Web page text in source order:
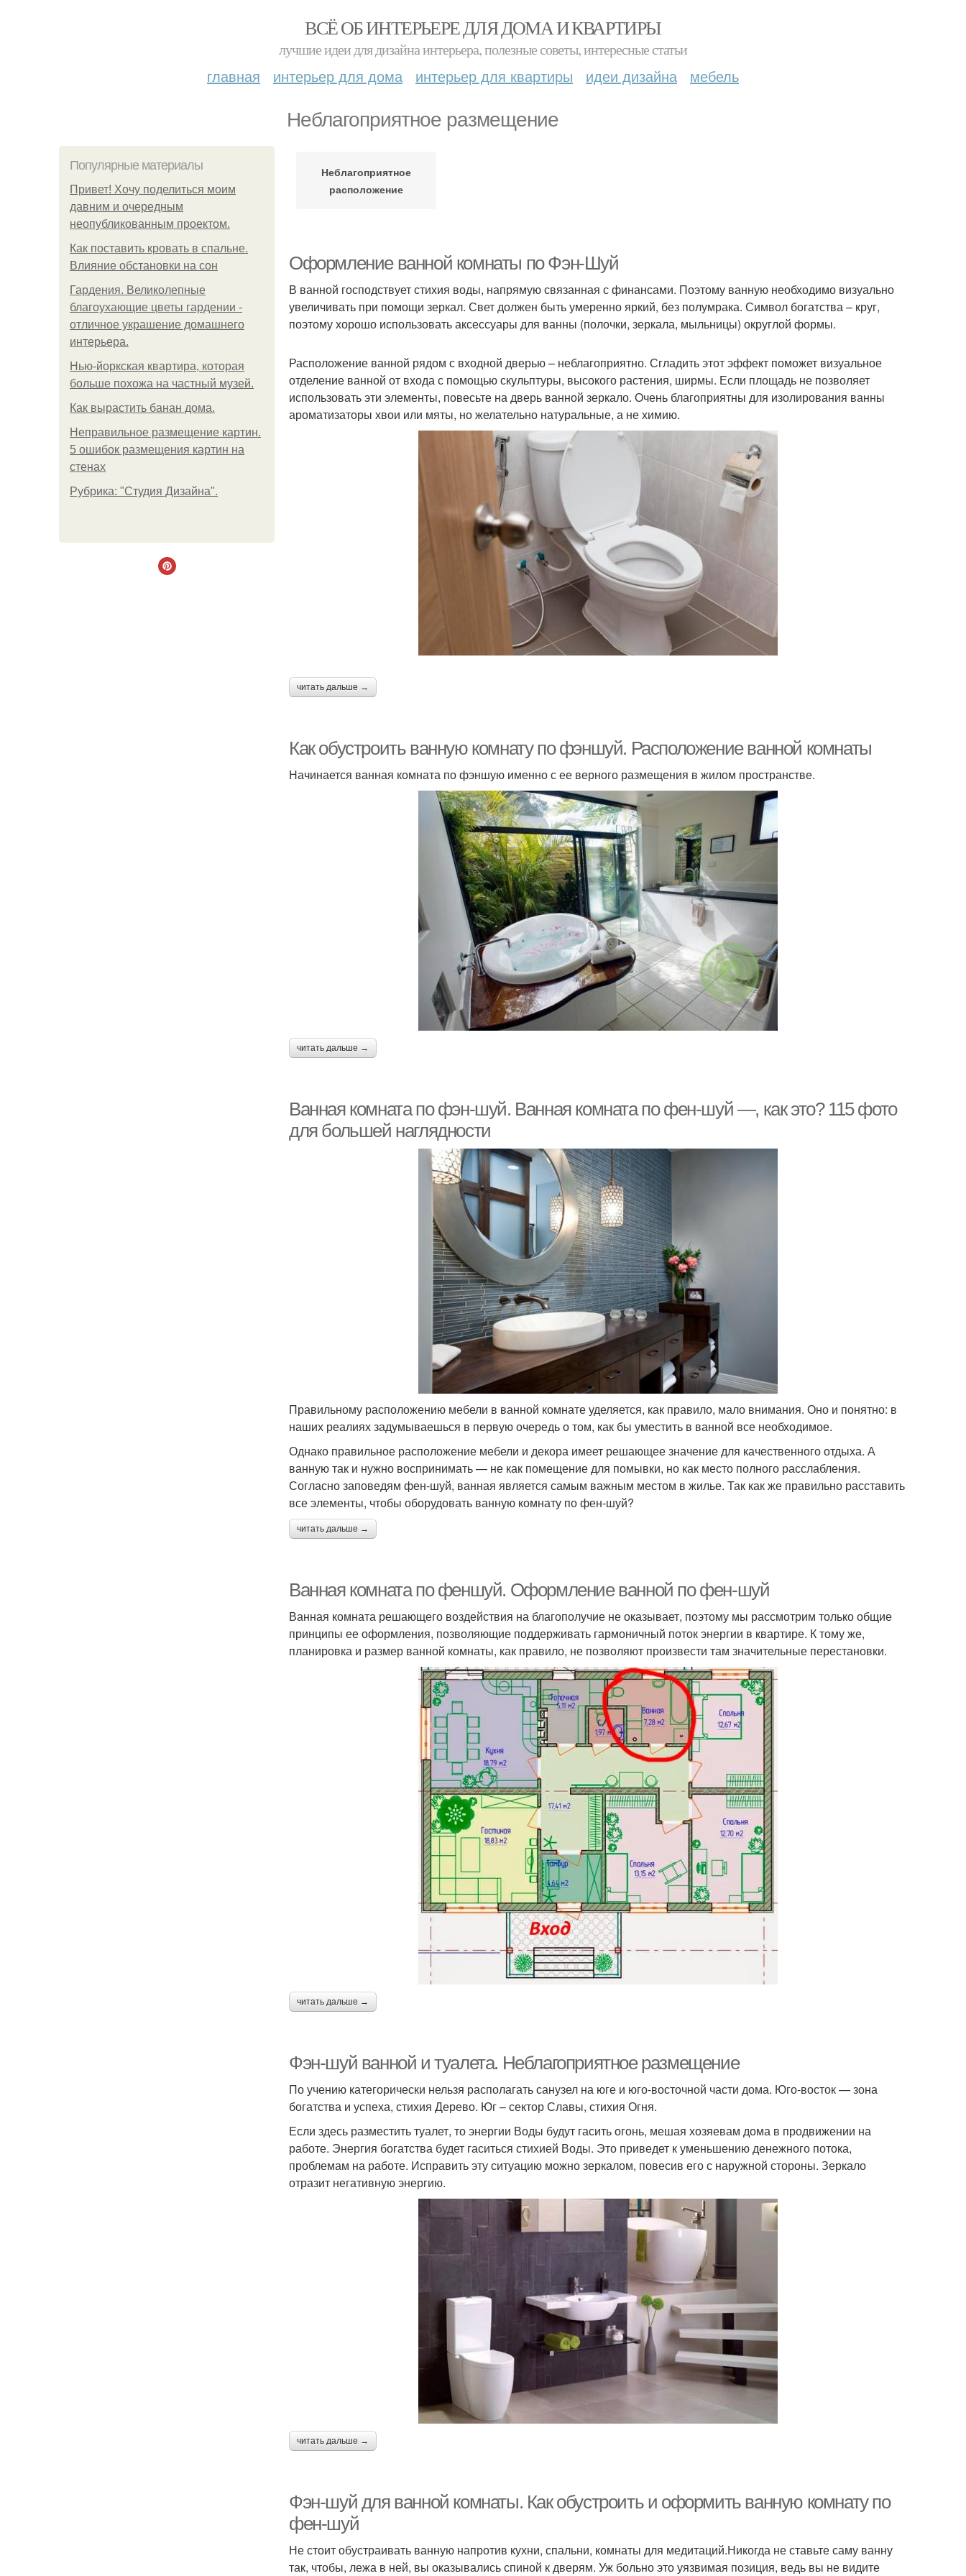
ВСЁ ОБ ИНТЕРЬЕРЕ ДЛЯ ДОМА И КВАРТИРЫ
лучшие идеи для дизайна интерьера, полезные советы, интересные статьи
главная интерьер для дома интерьер для квартиры идеи дизайна мебель
Неблагоприятное размещение
Популярные материалы
Привет! Хочу поделиться моим
давним и очередным
неопубликованным проектом.
Как поставить кровать в спальне.
Влияние обстановки на сон
Гардения. Великолепные
благоухающие цветы гардении -
отличное украшение домашнего
интерьера.
Нью-йоркская квартира, которая
больше похожа на частный музей.
Как вырастить банан дома.
Неправильное размещение картин.
5 ошибок размещения картин на
стенах
Рубрика: "Студия Дизайна".
Неблагоприятное
расположение
Оформление ванной комнаты по Фэн-Шуй
В ванной господствует стихия воды, напрямую связанная с финансами. Поэтому ванную необходимо визуально
увеличивать при помощи зеркал. Свет должен быть умеренно яркий, без полумрака. Символ богатства – круг,
поэтому хорошо использовать аксессуары для ванны (полочки, зеркала, мыльницы) округлой формы.
Расположение ванной рядом с входной дверью – неблагоприятно. Сгладить этот эффект поможет визуальное
отделение ванной от входа с помощью скульптуры, высокого растения, ширмы. Если площадь не позволяет
использовать эти элементы, повесьте на дверь ванной зеркало. Очень благоприятны для изолирования ванны
ароматизаторы хвои или мяты, но желательно натуральные, а не химию.
читать дальше →
Как обустроить ванную комнату по фэншуй. Расположение ванной комнаты
Начинается ванная комната по фэншую именно с ее верного размещения в жилом пространстве.
читать дальше →
Ванная комната по фэн-шуй. Ванная комната по фен-шуй —, как это? 115 фото
для большей наглядности
Правильному расположению мебели в ванной комнате уделяется, как правило, мало внимания. Оно и понятно: в
наших реалиях задумываешься в первую очередь о том, как бы уместить в ванной все необходимое.
Однако правильное расположение мебели и декора имеет решающее значение для качественного отдыха. А
ванную так и нужно воспринимать — не как помещение для помывки, но как место полного расслабления.
Согласно заповедям фен-шуй, ванная является самым важным местом в жилье. Так как же правильно расставить
все элементы, чтобы оборудовать ванную комнату по фен-шуй?
читать дальше →
Ванная комната по феншуй. Оформление ванной по фен-шуй
Ванная комната решающего воздействия на благополучие не оказывает, поэтому мы рассмотрим только общие
принципы ее оформления, позволяющие поддерживать гармоничный поток энергии в квартире. К тому же,
планировка и размер ванной комнаты, как правило, не позволяют произвести там значительные перестановки.
читать дальше →
Фэн-шуй ванной и туалета. Неблагоприятное размещение
По учению категорически нельзя располагать санузел на юге и юго-восточной части дома. Юго-восток — зона
богатства и успеха, стихия Дерево. Юг – сектор Славы, стихия Огня.
Если здесь разместить туалет, то энергии Воды будут гасить огонь, мешая хозяевам дома в продвижении на
работе. Энергия богатства будет гаситься стихией Воды. Это приведет к уменьшению денежного потока,
проблемам на работе. Исправить эту ситуацию можно зеркалом, повесив его с наружной стороны. Зеркало
отразит негативную энергию.
читать дальше →
Фэн-шуй для ванной комнаты. Как обустроить и оформить ванную комнату по
фен-шуй
Не стоит обустраивать ванную напротив кухни, спальни, комнаты для медитаций.Никогда не ставьте саму ванну
так, чтобы, лежа в ней, вы оказывались спиной к дверям. Уж больно это уязвимая позиция, ведь вы не видите